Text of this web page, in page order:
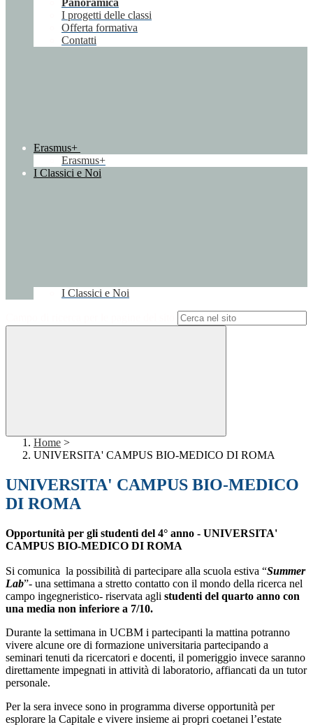
Panoramica
I progetti delle classi
Offerta formativa
Contatti
Erasmus+
Erasmus+
I Classici e Noi
I Classici e Noi
Home >
UNIVERSITA' CAMPUS BIO-MEDICO DI ROMA
UNIVERSITA' CAMPUS BIO-MEDICO
DI ROMA
Opportunità per gli studenti del 4° anno - UNIVERSITA'
CAMPUS BIO-MEDICO DI ROMA
Si comunica la possibilità di partecipare alla scuola estiva “Summer
Lab”- una settimana a stretto contatto con il mondo della ricerca nel
campo ingegneristico- riservata agli studenti del quarto anno con
una media non inferiore a 7/10.
Durante la settimana in UCBM i partecipanti la mattina potranno
vivere alcune ore di formazione universitaria partecipando a
seminari tenuti da ricercatori e docenti, il pomeriggio invece saranno
direttamente impegnati in attività di laboratorio, affiancati da un tutor
personale.
Per la sera invece sono in programma diverse opportunità per
esplorare la Capitale e vivere insieme ai propri coetanei l’estate